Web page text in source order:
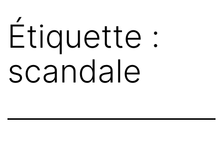
Étiquette :
scandale